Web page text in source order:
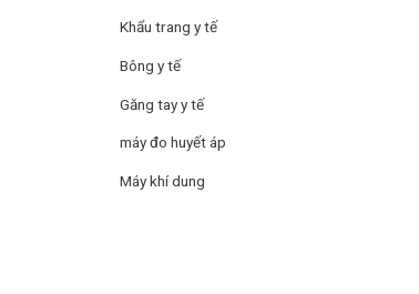
Khẩu trang y tế
Bông y tế
Găng tay y tế
máy đo huyết áp
Máy khí dung